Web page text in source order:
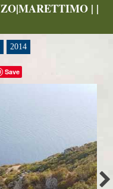
| |
2014
Save